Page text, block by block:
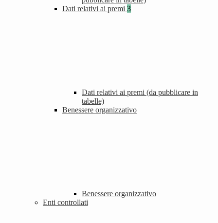
Dati relativi ai premi 3
Dati relativi ai premi (da pubblicare in
tabelle)
Benessere organizzativo
Benessere organizzativo
Enti controllati